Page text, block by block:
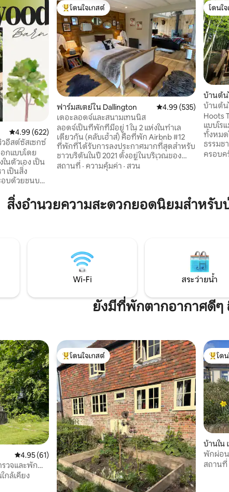
คะแนนเฉลี่ย 4.99 จาก 5, 622 รีวิว
4.99 (622)
อีสต์ซัสเซกซ์
กแบบโดย
นตัวเอง เป็น
เป็นสิ่ง
อบด้วยชนบท
เด่น เป็น
วนชื่อดัง
ร์สต์ เกร
ตว์ที่ยอด
ผับ 2 แห่ง
โดนใจเกสต์ที่สุด
โดนใจเกสต์
ฟาร์มสเตย์ใน Dallington คะแนนเฉลี่ย 4.99 จาก
4.99 (535)
เดอะลอดจ์และสนามเทนนิส
ลอดจ์เป็นที่พักที่มีอยู่ 1 ใน 2 แห่งในทำเล
เดียวกัน (คลับเฮ้าส์) คือที่พัก Airbnb #12
ที่พักที่ได้รับการลงประกาศมากที่สุดสำหรับ
ชาวบริตันในปี 2021 ตั้งอยู่ในบริเวณของ
ฟาร์มเฮาส์ซัสเซกซ์แบบดั้งเดิมที่มีวิวไกล
ออกไปคุณจะได้สัมผัสกับประสบการณ์โรง
ขวางและการตกแต่งภายในที่สวยงามและ
อบอุ่นพร้อมการตกแต่งส่วนตัวมากมาย
สถานที่ · ความคุ้มค่า · สวน
โดนใ
โดนใ
บ้านต้น
บ้านต้น
Hoots
แบบโร
ทั้งหมด
ธรรมช
ใต้เพีย
ได้โดย
ผู้ใหญ่
ครอบค
สิ่งอำนวยความสะดวกยอดนิยมสำหรับ
Wi-Fi สระว่ายน้ำ
ยังมีที่พักตากอากาศดีๆ
คะแนนเฉลี่ย 4.95 จาก 5, 61 รีวิว
4.95 (61)
วจและพัก
กล้เคียง
โดนใจเกสต์ที่สุด
โดนใจเกสต์
โดนใ
โด
บ้านใน
พักผ่อ
สถานที่